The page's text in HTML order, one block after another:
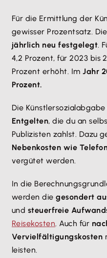
Für die Ermittlung der
gewisser Prozentsatz.
jährlich neu festgelegt.
4,2 Prozent, für 2023 bis
Prozent erhöht. Im Jahr
Prozent.
Die Künstlersozialabgabe
Entgelten, die du an
Publizisten zahlst. Dazu
Nebenkosten wie
vergütet werden.
In die
werden diegesondert
und steuerfreie
Reisekosten. Auch für
Vervielfältigungskosten
leisten.